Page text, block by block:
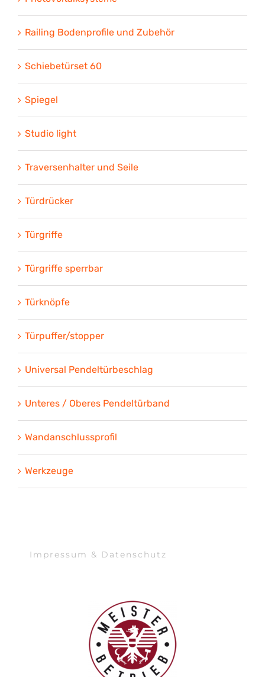
Railing Bodenprofile und Zubehör
Schiebetürset 60
Spiegel
Studio light
Traversenhalter und Seile
Türdrücker
Türgriffe
Türgriffe sperrbar
Türknöpfe
Türpuffer/stopper
Universal Pendeltürbeschlag
Unteres / Oberes Pendeltürband
Wandanschlussprofil
Werkzeuge
Impressum & Datenschutz